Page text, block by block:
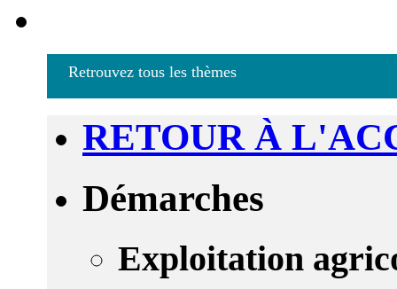
Retrouvez tous les thèmes
RETOUR À
Démarches
Exploitation